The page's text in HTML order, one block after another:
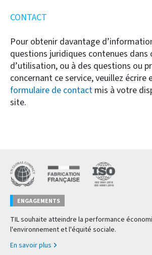
CONTACT
Pour obtenir davantage
questions juridiques contenues dans
d’utilisation, ou à des questions ou
concernant ce service, veuillez écrire
formulaire de contact mis à votre
site.
ENGAGEMENTS
TIL souhaite atteindre la performance
l'environnement et l'équité sociale.
En savoir plus